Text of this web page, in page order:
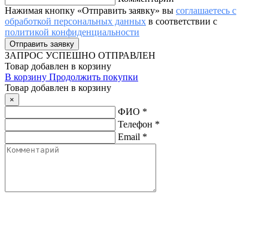
Нажимая кнопку «Отправить заявку» вы соглашаетесь с
обработкой персональных данных в соответствии с
политикой конфиденциальности
ЗАПРОС УСПЕШНО ОТПРАВЛЕН
Товар добавлен в корзину
В корзину Продолжить покупки
Товар добавлен в корзину
×
ФИО *
Телефон *
Email *